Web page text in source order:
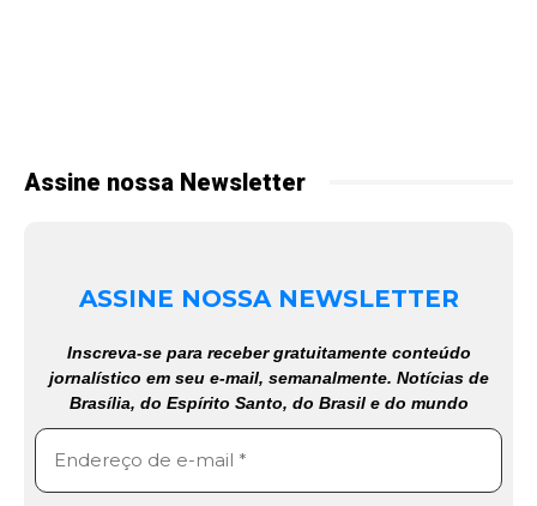
Assine nossa Newsletter
ASSINE NOSSA NEWSLETTER
Inscreva-se para receber gratuitamente conteúdo
jornalístico em seu e-mail, semanalmente. Notícias de
Brasília, do Espírito Santo, do Brasil e do mundo